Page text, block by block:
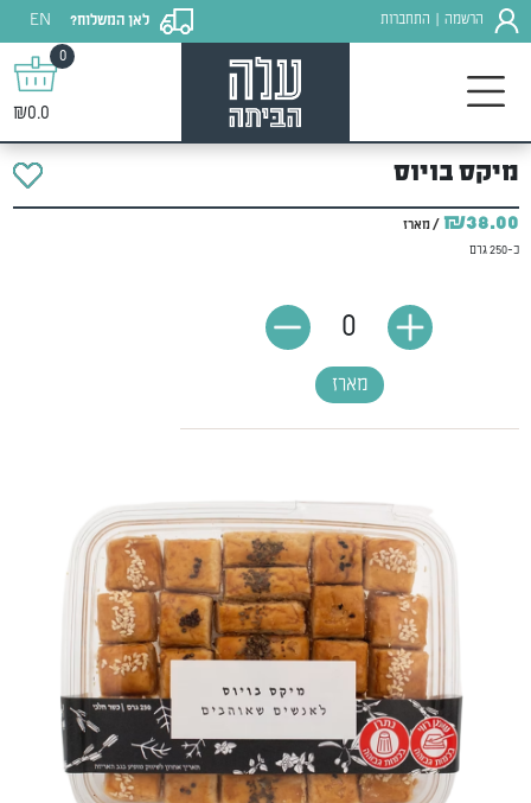
הרשמה התחברות לאן המשלוח?
EN
0
₪0.0
מיקס בויוס
₪38.00 / מארז
כ-250 גרם
מארז
0